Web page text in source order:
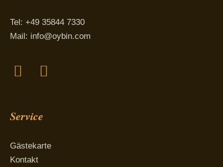
Tel: +49 35844 7330
Mail: info@oybin.com
Facebook
Service
Gästekarte
Kontakt